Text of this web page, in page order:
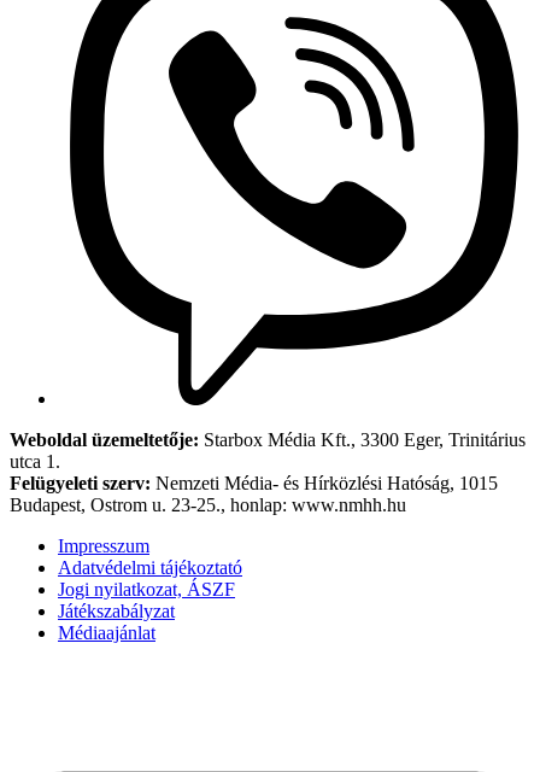
Weboldal üzemeltetője: Starbox Média Kft., 3300 Eger, Trinitárius
utca 1.
Felügyeleti szerv: Nemzeti Média- és Hírközlési Hatóság, 1015
Budapest, Ostrom u. 23-25., honlap: www.nmhh.hu
Impresszum
Adatvédelmi tájékoztató
Jogi nyilatkozat, ÁSZF
Játékszabályzat
Médiaajánlat